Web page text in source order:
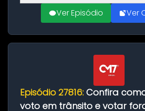
Ver Episódio Ver
Episódio 27816: Confira
voto em trânsito e votar